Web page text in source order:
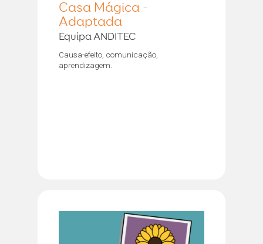
Casa Mágica -
Adaptada
Equipa ANDITEC
Causa-efeito, comunicação,
aprendizagem.